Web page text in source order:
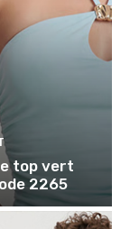
le top vert
2265